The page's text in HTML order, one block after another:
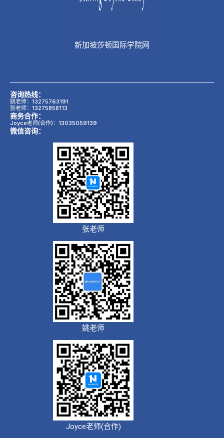
新加坡莎顿国际学院网
咨询热线：
姚老师：13275763191
张老师：13275858113
商务合作：
Joyce老师(合作)：13035059139
微信咨询：
张老师
姚老师
Joyce老师(合作)